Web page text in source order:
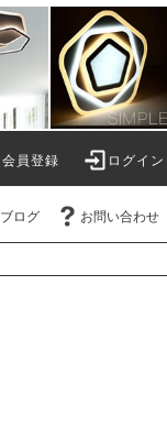
会員登録 ログイン
ブログ お問い合わせ